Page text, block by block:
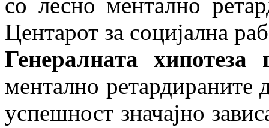
со лесно ментално
Центарот за социјална
Генералната хипотеза
ментално ретардира­ни­те
успешност значајно